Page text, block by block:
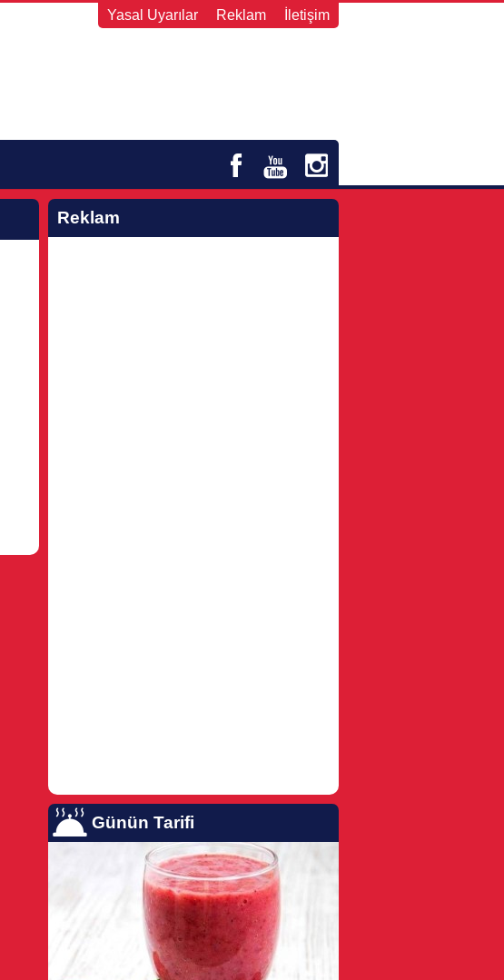
Yasal Uyarılar Reklam İletişim
Reklam
Günün Tarifi